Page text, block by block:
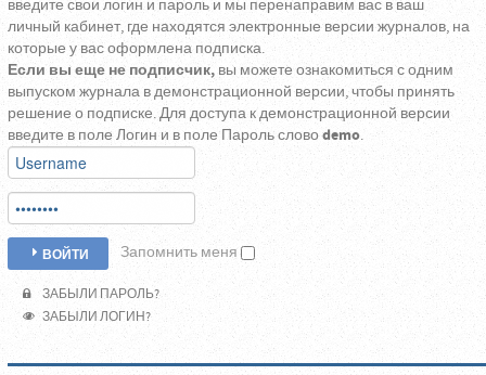
введите свои логин и пароль и мы перенаправим вас в ваш
личный кабинет, где находятся электронные версии журналов, на
которые у вас оформлена подписка.
Если вы еще не подписчик, вы можете ознакомиться с одним
выпуском журнала в демонстрационной версии, чтобы принять
решение о подписке. Для доступа к демонстрационной версии
введите в поле Логин и в поле Пароль словоdemo.
ВОЙТИ Запомнить меня
ЗАБЫЛИ ПАРОЛЬ?
ЗАБЫЛИ ЛОГИН?